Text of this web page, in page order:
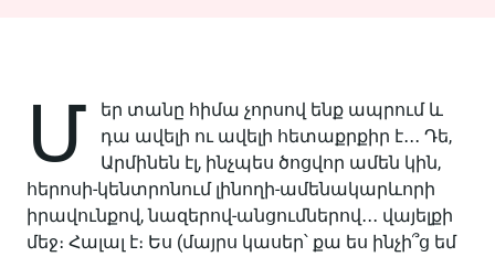
Մ
եր տանը հիմա չորսով ենք ապրում և
դա ավելի ու ավելի հետաքրքիր է․․․ Դե,
Արմինեն էլ, ինչպես ծոցվոր ամեն կին,
հերոսի-կենտրոնում լինողի-ամենակարևորի
իրավունքով, նազերով-անցումներով․․․ վայելքի
մեջ։ Հալալ է։ Ես (մայրս կասեր՝ քա ես ինչի՞ց եմ